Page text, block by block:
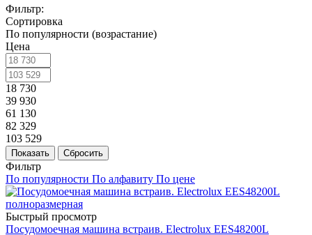
Фильтр:
Сортировка
По популярности (возрастание)
Цена
18 730
39 930
61 130
82 329
103 529
Показать Сбросить
Фильтр
По популярности По алфавиту По цене
Быстрый просмотр
Посудомоечная машина встраив. Electrolux EES48200L